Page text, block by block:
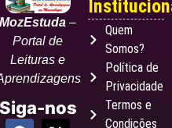
MozEstuda –
Portal de
Leituras e
Siga-nos
Quem
Somos?
Política de
Privacidade
Termos e
Condições